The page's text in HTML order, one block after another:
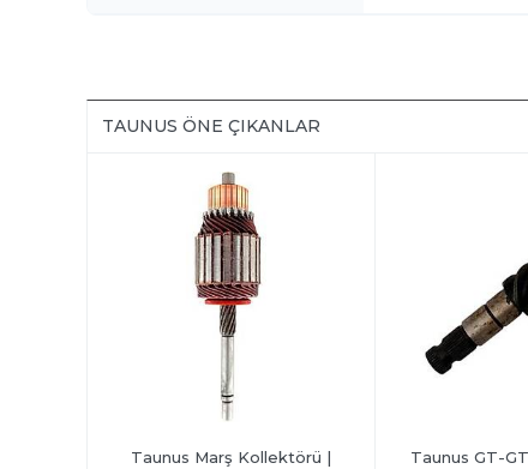
TAUNUS ÖNE ÇIKANLAR
Taunus Marş Kollektörü |
Taunus GT-